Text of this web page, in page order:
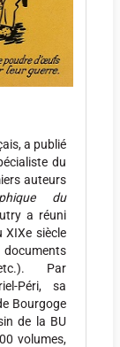
a publié
du
auteurs
du
a réuni
XIXe siècle
Par
Péri, sa
Bourgoge
de la BU
volumes,